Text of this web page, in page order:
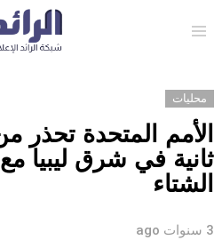
محليات
الأمم المتحدة تحذر
ثانية في شرق ليبيا
الشتاء
3 سنوات ago